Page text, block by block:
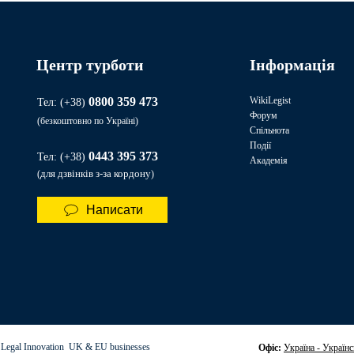
Центр турботи
Тел: (+38) 0800 359 473
(безкоштовно по Україні)
Тел:(+38)0443 395 373​​
(для дзвінків з-за кордону)
Написати
Інформація
WikiLegist
Форум
Спільнота
Події
Академія
Innovation UK & EU businesses Офіс: Україна -